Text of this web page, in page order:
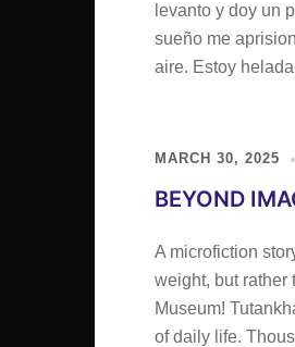
levanto y doy un
sueño me
aire. Estoy
MARCH 30, 2025
BEYOND
A microfiction
weight, but rather
Museum!
of daily life.